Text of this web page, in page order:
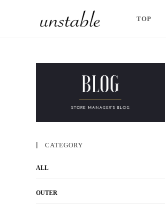
TOP
CATEGORY
ALL
OUTER